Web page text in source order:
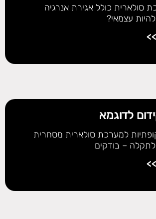
סולארית כולל אגירת אנרגיה
עצמאי?
לדוגמא
למערכת סולארית מסחרית
– בודקים